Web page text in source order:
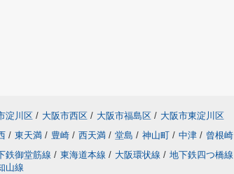
淀川区 / 大阪市西区 / 大阪市福島区 / 大阪市東淀川区
/ 東天満 / 豊崎 / 西天満 / 堂島 / 神山町 / 中津 / 曾根崎
鉄御堂筋線 / 東海道本線 / 大阪環状線 / 地下鉄四つ橋線
山線